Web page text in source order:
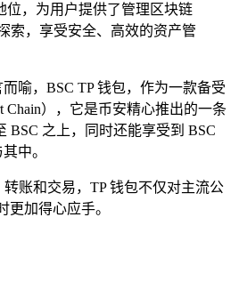
位，为用户提供了管理区块链
索，享受安全、高效的资产管
喻，BSC TP 钱包，作为一款备受
），它是币安精心推出的一条
之上，同时还能享受到 BSC
中。
账和交易，TP 钱包不仅对主流公
加得心应手。